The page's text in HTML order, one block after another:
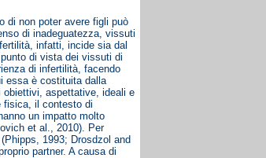
di non poter avere figli può
di inadeguatezza, vissuti
infatti, incide sia dal
di vista dei vissuti di
di infertilità, facendo
essa è costituita dalla
obiettivi, aspettative, ideali e
fisica, il contesto di
un impatto molto
et al., 2010). Per
1993; Drosdzol and
partner. A causa di